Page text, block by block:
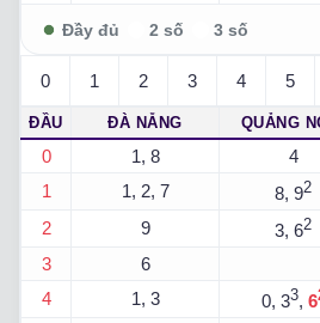
0 1 2 3 4 5
ĐẦU ĐÀ NẴNG QUẢNG
0 1, 8 4
1
1, 2, 7 8, 92
2
9 3, 62
3
6
4
1, 3 0, 33, 6